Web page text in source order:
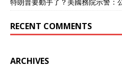
RECENT COMMENTS
ARCHIVES